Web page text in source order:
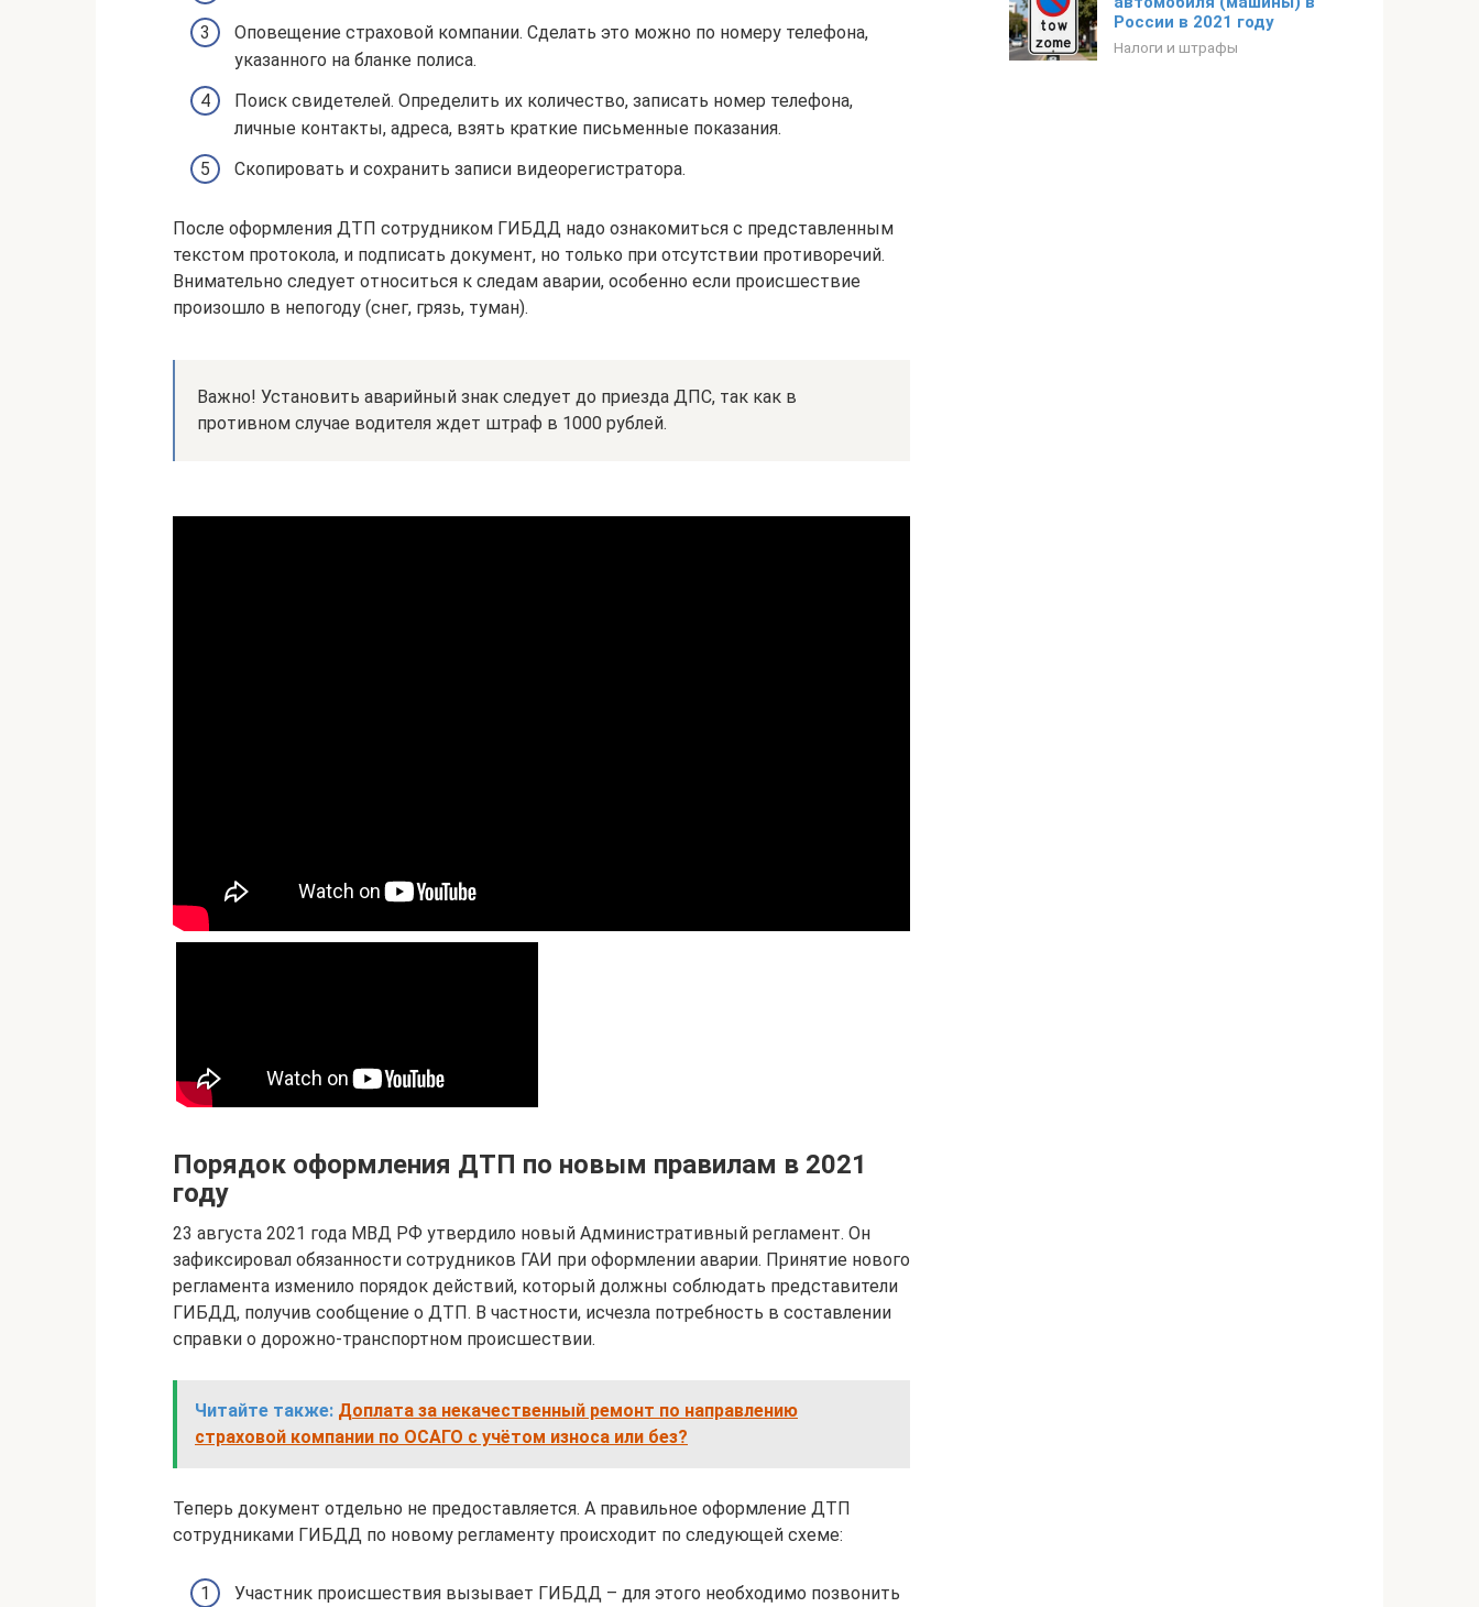
Оповещение страховой компании. Сделать это можно по номеру телефона,
указанного на бланке полиса.
Поиск свидетелей. Определить их количество, записать номер телефона,
личные контакты, адреса, взять краткие письменные показания.
Скопировать и сохранить записи видеорегистратора.
После оформления ДТП сотрудником ГИБДД надо ознакомиться с представленным
текстом протокола, и подписать документ, но только при отсутствии противоречий.
Внимательно следует относиться к следам аварии, особенно если происшествие
произошло в непогоду (снег, грязь, туман).
Важно! Установить аварийный знак следует до приезда ДПС, так как в
противном случае водителя ждет штраф в 1000 рублей.
Порядок оформления ДТП по новым правилам в 2021
году
23 августа 2021 года МВД РФ утвердило новый Административный регламент. Он
зафиксировал обязанности сотрудников ГАИ при оформлении аварии. Принятие нового
регламента изменило порядок действий, который должны соблюдать представители
ГИБДД, получив сообщение о ДТП. В частности, исчезла потребность в составлении
справки о дорожно-транспортном происшествии.
Читайте также: Доплата за некачественный ремонт по направлению
страховой компании по ОСАГО с учётом износа или без?
Теперь документ отдельно не предоставляется. А правильное оформление ДТП
сотрудниками ГИБДД по новому регламенту происходит по следующей схеме:
Участник происшествия вызывает ГИБДД – для этого необходимо позвонить
России в 2021 году
Налоги и штрафы